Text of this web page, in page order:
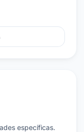
específicas.